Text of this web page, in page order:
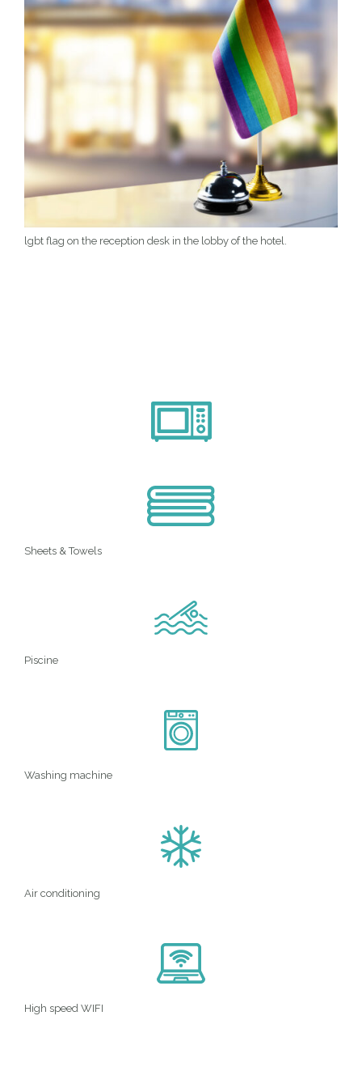
lgbt flag on the reception desk in the lobby of the hotel.
Sheets & Towels
Piscine
Washing machine
Air conditioning
High speed WIFI